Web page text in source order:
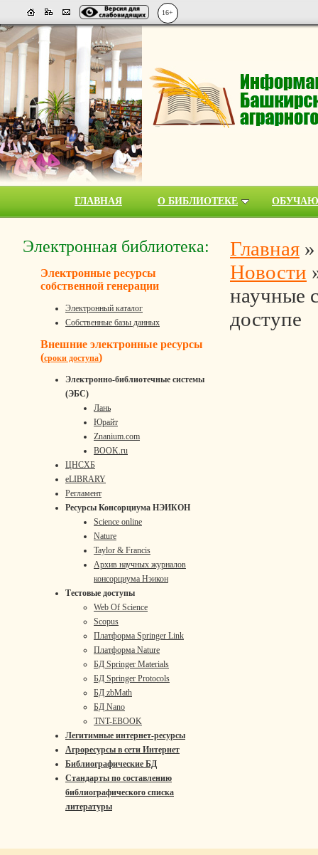
16+
ГЛАВНАЯ О БИБЛИОТЕКЕ
Электронная библиотека:
Электронные ресурсы
собственной генерации
Электронный каталог
Собственные базы данных
Внешние электронные ресурсы
(сроки доступа)
Электронно-библиотечные системы
(ЭБС)
Лань
Юрайт
Znanium.com
BOOK.ru
ЦНСХБ
eLIBRARY
Регламент
Ресурсы Консорциума НЭИКОН
Science online
Nature
Taylor & Francis
Архив научных журналов
консорциума Нэикон
Тестовые доступы
Web Of Science
Scopus
Платформа Springer Link
Платформа Nature
БД Springer Materials
БД Springer Protocols
БД zbMath
БД Nano
TNT-EBOOK
Легитимные интернет-ресурсы
Агроресурсы в сети Интернет
Библиографические БД
Стандарты по составлению
библиографического списка
литературы
Главная
Новости
научные
доступе